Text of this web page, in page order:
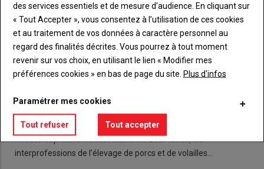
Cap sur une filière plus résiliente
20 novembre 2021
Avec le Cap filière viandes blanches 2021-2025, les
interprofessions de l’élevage de porcs et de volailles…
des services essentiels et de mesure d’audience. En cliquant sur
« Tout Accepter », vous consentez à l’utilisation de ces cookies
et au traitement de vos données à caractère personnel au
regard des finalités décrites. Vous pourrez à tout moment
revenir sur vos choix, en utilisant le lien « Modifier mes
préférences cookies » en bas de page du site. Plus d'infos
Paramétrer mes cookies
Tout refuser Tout accepter